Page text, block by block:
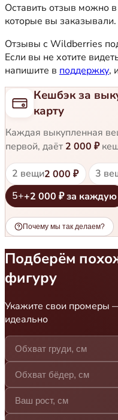
Оставить отзыв можно в
которые вы заказывали.
Отзывы с Wildberries
Если вы не хотите
напишите в поддержку,
Кешбэк за
карту
Каждая выкупленная
первой, даёт 2 000 ₽
2 вещи2 000 ₽ 3
5++2 000 ₽ за каждую
Почему мы так делаем?
Подберём
фигуру
Укажите свои промеры
идеально